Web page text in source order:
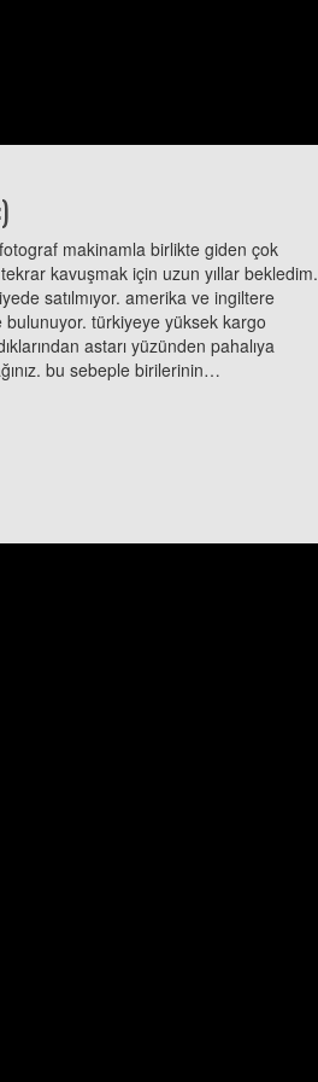
makinamla birlikte giden çok
kavuşmak için uzun yıllar bekledim.
satılmıyor. amerika ve ingiltere
türkiyeye yüksek kargo
astarı yüzünden pahalıya
bu sebeple birilerinin…